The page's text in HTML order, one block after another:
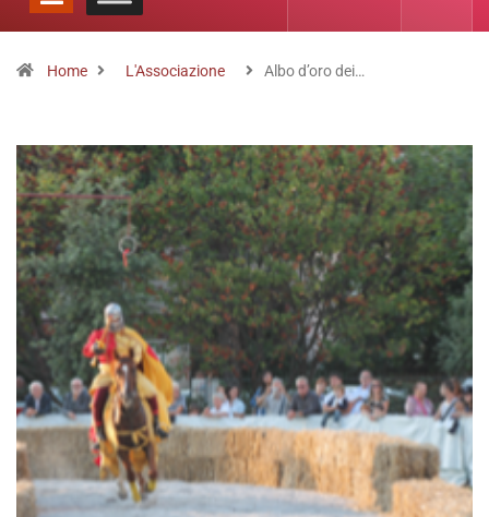
Home L'Associazione Albo d’oro dei…